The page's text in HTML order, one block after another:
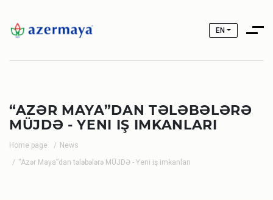
EN
“AZƏR MAYA”DAN TƏLƏBƏLƏRƏ
MÜJDƏ - YENI IŞ IMKANLARI
Home page
News
“Azər Maya”dan tələbələrə MÜJDƏ - Yeni iş imkanları